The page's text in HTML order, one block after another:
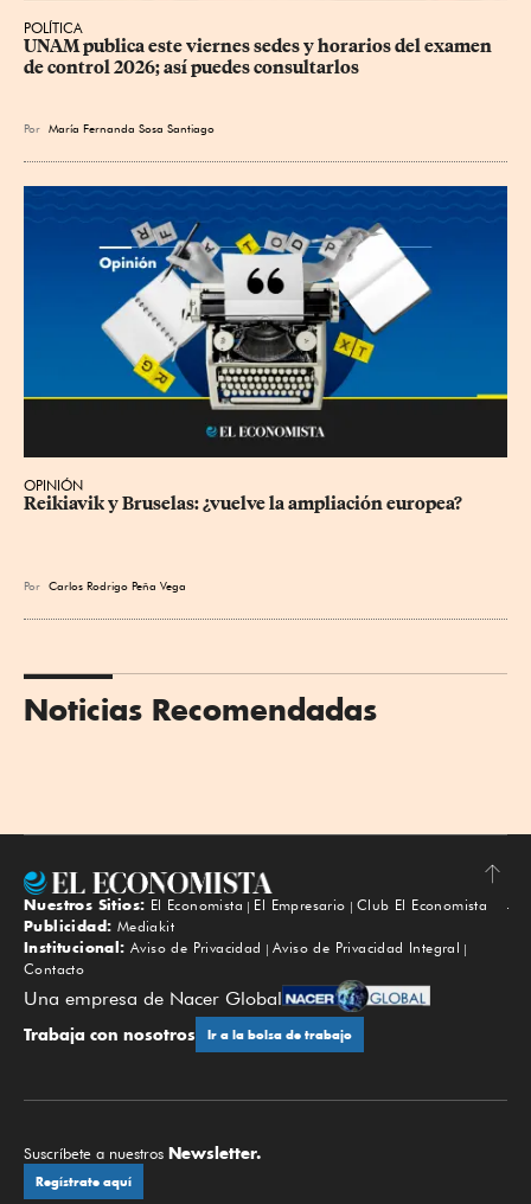
POLÍTICA
UNAM publica este viernes sedes y horarios del examen
de control 2026; así puedes consultarlos
Por María Fernanda Sosa Santiago
OPINIÓN
Reikiavik y Bruselas: ¿vuelve la ampliación europea?
Por Carlos Rodrigo Peña Vega
Noticias Recomendadas
Subir
Nuestros Sitios: El Economista El Empresario
Club El Economista
Publicidad: Mediakit
Institucional: Aviso de Privacidad
Aviso de Privacidad Integral
Contacto
Una empresa de Nacer Global
Trabaja con nosotros Ir a la bolsa de trabajo
Suscríbete a nuestros Newsletter.
Regístrate aquí